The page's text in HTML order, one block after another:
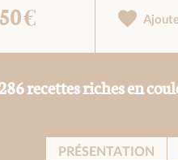
€
recettes riches en
PRÉSENTATION